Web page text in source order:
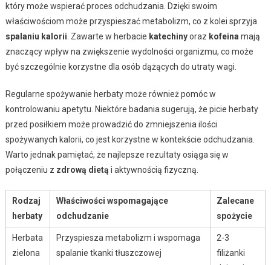
który może wspierać proces odchudzania. Dzięki swoim
właściwościom może przyspieszać metabolizm, co z kolei sprzyja
spalaniu kalorii . Zawarte w herbacie katechinyoraz kofeina mają
znaczący wpływ na zwiększenie wydolności organizmu, co może
być szczególnie korzystne dla osób dążących do utraty wagi.
Regularne spożywanie herbaty może również pomóc w
kontrolowaniu apetytu. Niektóre badania sugerują, że picie herbaty
przed posiłkiem może prowadzić do zmniejszenia ilości
spożywanych kalorii, co jest korzystne w kontekście odchudzania.
Warto jednak pamiętać, że najlepsze rezultaty osiąga się w
połączeniu z zdrową dietą i aktywnością fizyczną.
Rodzaj
herbaty
Właściwości wspomagające
odchudzanie
Zalecane
spożycie
Herbata
zielona
Przyspiesza metabolizm i wspomaga
spalanie tkanki tłuszczowej
2-3
filiżanki